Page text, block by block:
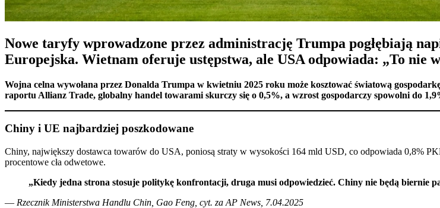
Nowe taryfy wprowadzone przez administrację Trumpa pogłębiają
Europejska. Wietnam oferuje ustępstwa, ale USA odpowiada: „To nie
Wojna celna wywołana przez Donalda Trumpa w kwietniu 2025 roku może kosztować światową
raportu Allianz Trade, globalny handel towarami skurczy się o 0,5%, a wzrost gospodarczy spowolni do
Chiny i UE najbardziej poszkodowane
Chiny, największy dostawca towarów do USA, poniosą straty w wysokości 164 mld USD, co odpowiada 0,8%
procentowe cła odwetowe.
„Kiedy jedna strona stosuje politykę konfrontacji, druga musi odpowiedzieć. Chiny nie będą biernie
— Rzecznik Ministerstwa Handlu Chin, Gao Feng, cyt. za AP News, 7.04.2025